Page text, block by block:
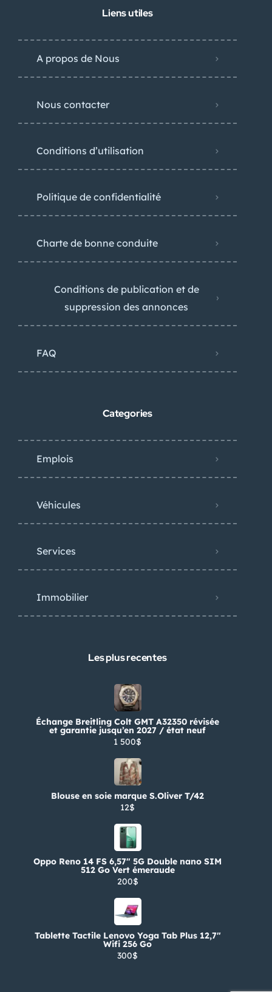
Liens utiles
A propos de Nous
Nous contacter
Conditions d’utilisation
Politique de confidentialité
Charte de bonne conduite
Conditions de publication et de
suppression des annonces
FAQ
Categories
Emplois
Véhicules
Services
Immobilier
Les plus recentes
Échange Breitling Colt GMT A32350 révisée
et garantie jusqu’en 2027 / état neuf
1 500$
Blouse en soie marque S.Oliver T/42
12$
Oppo Reno 14 FS 6,57″ 5G Double nano SIM
512 Go Vert émeraude
200$
Tablette Tactile Lenovo Yoga Tab Plus 12,7″
Wifi 256 Go
300$